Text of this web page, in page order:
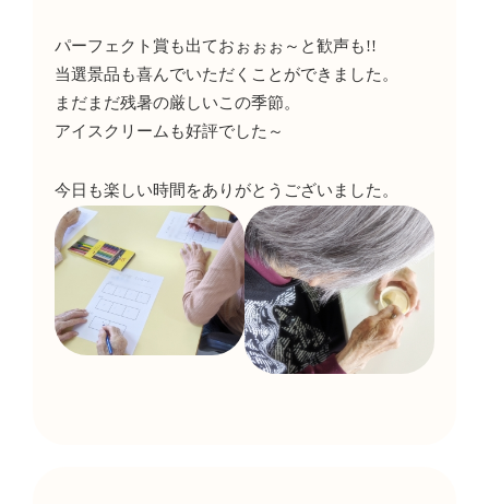
パーフェクト賞も出ておぉぉぉ～と歓声も!!
当選景品も喜んでいただくことができました。
まだまだ残暑の厳しいこの季節。
アイスクリームも好評でした～
今日も楽しい時間をありがとうございました。